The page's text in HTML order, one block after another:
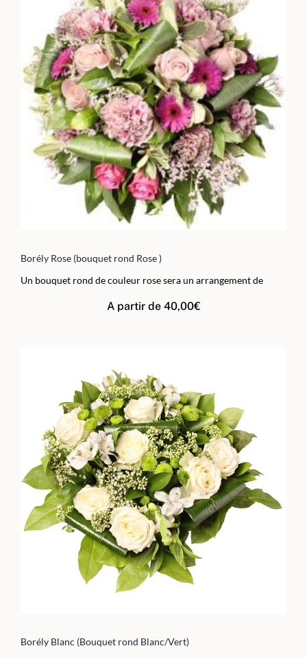
Borély Rose (bouquet rond Rose )
Un bouquet rond de couleur rose sera un arrangement de
A partir de 40,00€
Borély Blanc (Bouquet rond Blanc/Vert)